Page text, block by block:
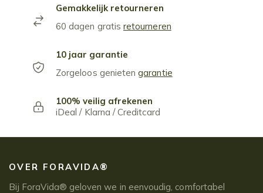
Gemakkelijk retourneren
60 dagen gratisretourneren
10 jaar garantie
Zorgeloos genietengarantie
100% veilig afrekenen
iDeal / Klarna / Creditcard
OVER FORAVIDA®
Bij ForaVida® geloven we in eenvoudig, comfortabel